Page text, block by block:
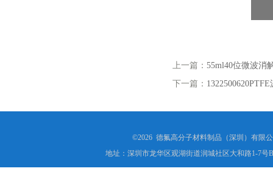
上一篇： 55ml40位微波消
下一篇：
©2026 德氟高分子材料制品（深圳）有限
地址：深圳市龙华区观湖街道润城社区大和路1-7号